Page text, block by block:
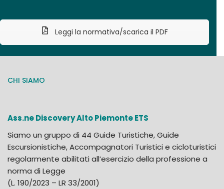
Leggi la normativa/scarica il PDF
CHI SIAMO
Ass.ne Discovery Alto Piemonte ETS
Siamo un gruppo di 44 Guide Turistiche, Guide
Escursionistiche, Accompagnatori Turistici e cicloturistici
regolarmente abilitati all’esercizio della professione a
norma di Legge
(L. 190/2023 – LR 33/2001)